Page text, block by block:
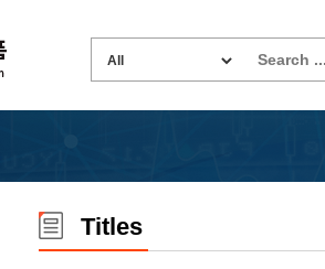
Titles